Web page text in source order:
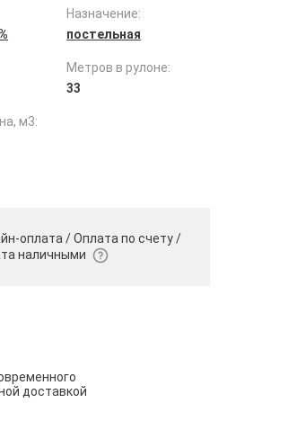
Назначение:
постельная
Метров в рулоне:
33
м3:
оплата / Оплата по счету /
наличными
доставкой